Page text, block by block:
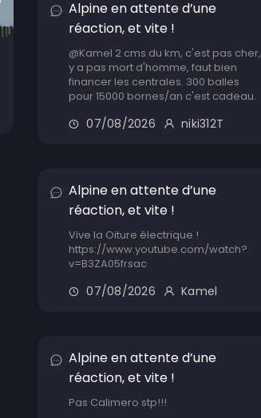
Alpine en attente d’une
réaction, et vite !
@Kamel 2 cms du km, c'est pas cher,
y a pas mort d'homme, faut bien
financer les centrales. 300 balles
pour 15000 bornes/an c'est cadeau.
07/08/2026 niki312T
Alpine en attente d’une
réaction, et vite !
Vive la Oiture électrique !
https://www.youtube.com/watch?
v=B3ZA05frsac
07/08/2026 Kamel
Alpine en attente d’une
réaction, et vite !
Pas Calimero stp!!!